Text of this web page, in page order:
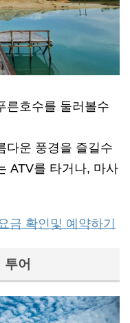
른호수를 둘러볼수
다운 풍경을 즐길수
ATV를 타거나, 마사
금 확인및 예약하기
어